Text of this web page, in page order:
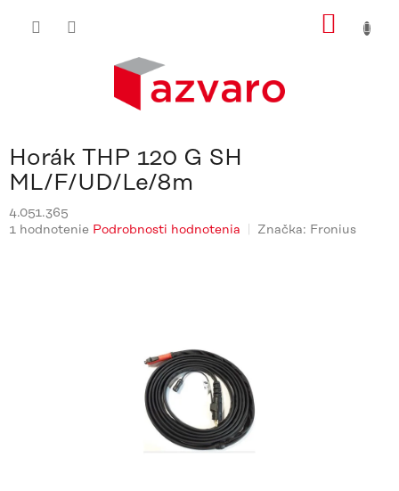
Horák THP 120 G SH
ML/F/UD/Le/8m
4.051.365
Priemerné
1 hodnotenie Podrobnosti hodnotenia Značka: Fronius